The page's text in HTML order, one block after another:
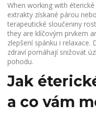
When working with
extrakty získané párou
terapeutické sloučeniny
they are klíčovým prvkem
zlepšení spánku i relaxace.
zdraví pomáhají snižovat
pohodu.
Jak
a co vám